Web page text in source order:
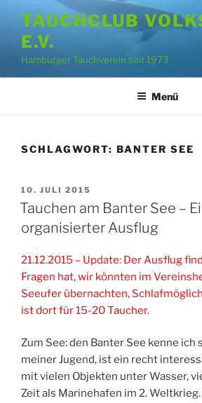
Inhalt
springen
TAUCHCLUB
E.V.
Hamburger Tauchverein seit 1973
Menü
SCHLAGWORT: BANTER SEE
VERÖFFENTLICHT
AM
10. JULI 2015
Tauchen am Banter See –
organisierter Ausflug
21.12.2015 – Update: Der Ausflug
Fragen hat, wir könnten im
Seeufer übernachten,
ist dort für 15-20 Taucher.
Zum See: den Banter See kenne ich
meiner Jugend, ist ein recht
mit vielen Objekten unter Wasser,
Zeit als Marinehafen im 2.